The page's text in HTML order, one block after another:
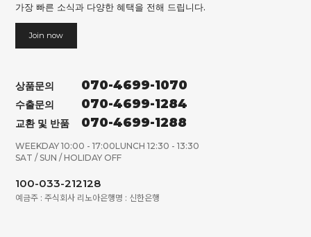
가장 빠른 소식과 다양한 혜택을 전해 드립니다.
Join now
상품문의 070-4699-1070
수출문의 070-4699-1284
교환 및 반품 070-4699-1288
WEEKDAY 10:00 - 17:00LUNCH 12:30 - 13:30
SAT / SUN / HOLIDAY OFF
100-033-212128
예금주 : 주식회사 리노아은행명 : 신한은행